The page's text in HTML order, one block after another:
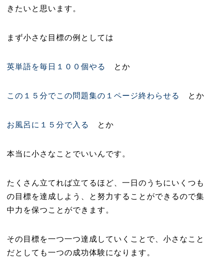
きたいと思います。
まず小さな目標の例としては
英単語を毎日１００個やる とか
この１５分でこの問題集の１ページ終わらせる とか
お風呂に１５分で入る とか
本当に小さなことでいいんです。
たくさん立てれば立てるほど、一日のうちにいくつも
の目標を達成しよう、と努力することができるので集
中力を保つことができます。
その目標を一つ一つ達成していくことで、小さなこと
だとしても一つの成功体験になります。